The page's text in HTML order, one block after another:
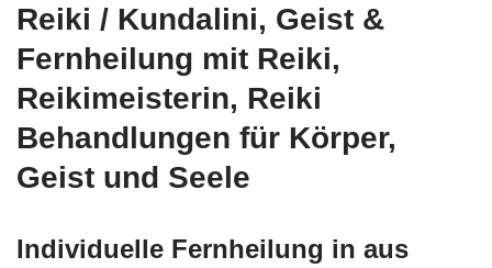
Reiki / Kundalini, Geist &
Fernheilung mit Reiki,
Reikimeisterin, Reiki
Behandlungen für Körper,
Geist und Seele
Individuelle Fernheilung in aus